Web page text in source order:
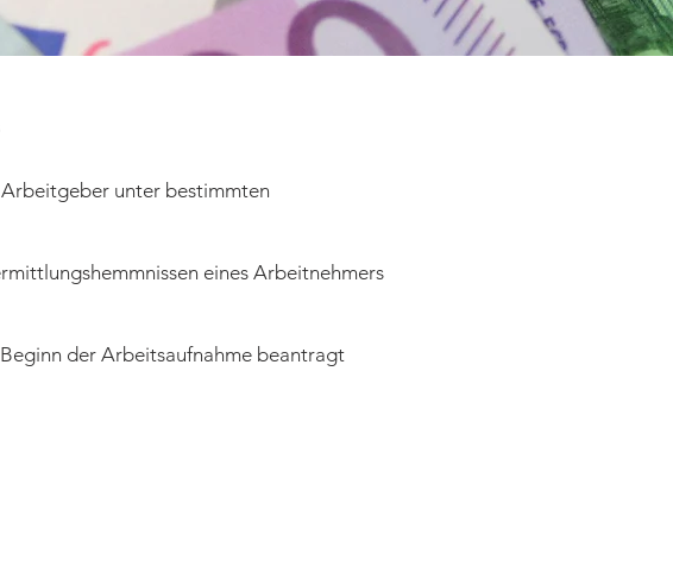
unter bestimmten
eines Arbeitnehmers
der Arbeitsaufnahme beantragt